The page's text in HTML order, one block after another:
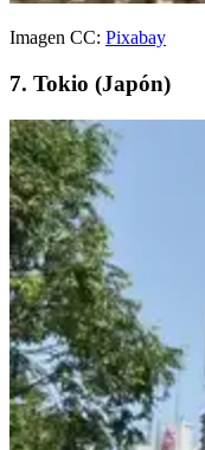
Imagen CC: Pixabay
7. Tokio (Japón)